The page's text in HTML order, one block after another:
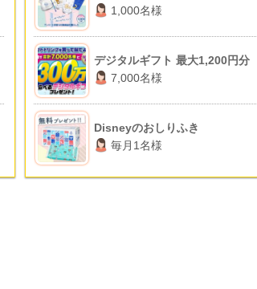
1,000名様
デジタルギフト 最大1,200円分
7,000名様
Disneyのおしりふき
毎月1名様